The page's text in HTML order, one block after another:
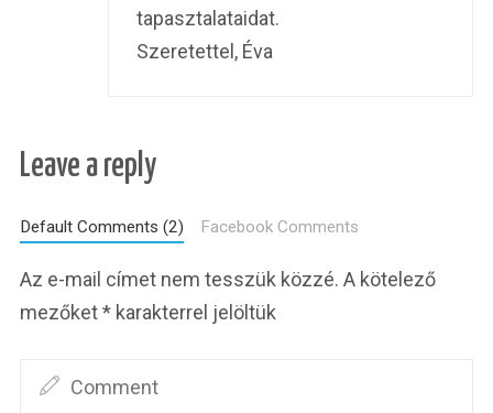
tapasztalataidat.
Szeretettel, Éva
Leave a reply
Default Comments (2) Facebook Comments
Az e-mail címet nem tesszük közzé. A kötelező
mezőket* karakterrel jelöltük